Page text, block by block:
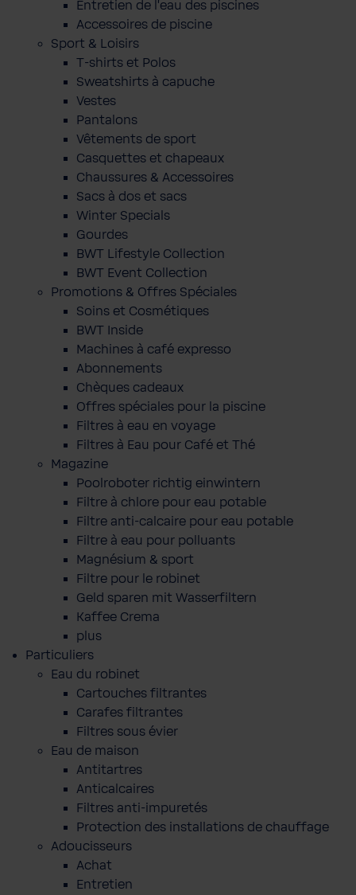
Entretien de l'eau des piscines
Accessoires de piscine
Sport & Loisirs
T-shirts et Polos
Sweatshirts à capuche
Vestes
Pantalons
Vêtements de sport
Casquettes et chapeaux
Chaussures & Accessoires
Sacs à dos et sacs
Winter Specials
Gourdes
BWT Lifestyle Collection
BWT Event Collection
Promotions & Offres Spéciales
Soins et Cosmétiques
BWT Inside
Machines à café expresso
Abonnements
Chèques cadeaux
Offres spéciales pour la piscine
Filtres à eau en voyage
Filtres à Eau pour Café et Thé
Magazine
Poolroboter richtig einwintern
Filtre à chlore pour eau potable
Filtre anti-calcaire pour eau potable
Filtre à eau pour polluants
Magnésium & sport
Filtre pour le robinet
Geld sparen mit Wasserfiltern
Kaffee Crema
plus
Particuliers
Eau du robinet
Cartouches filtrantes
Carafes filtrantes
Filtres sous évier
Eau de maison
Antitartres
Anticalcaires
Filtres anti-impuretés
Protection des installations de chauffage
Adoucisseurs
Achat
Entretien